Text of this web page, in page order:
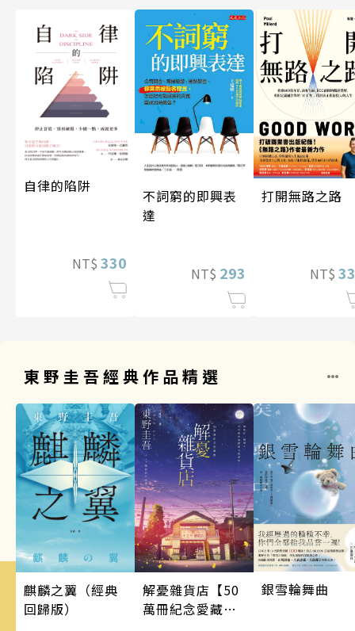
自律的陷阱
NT$ 330
不詞窮的即興表
達
NT$ 293
打開無路之路
NT$
東野圭吾經典作品精選
麒麟之翼（經典
回歸版）
解憂雜貨店【50
萬冊紀念愛藏
銀雪輪舞曲